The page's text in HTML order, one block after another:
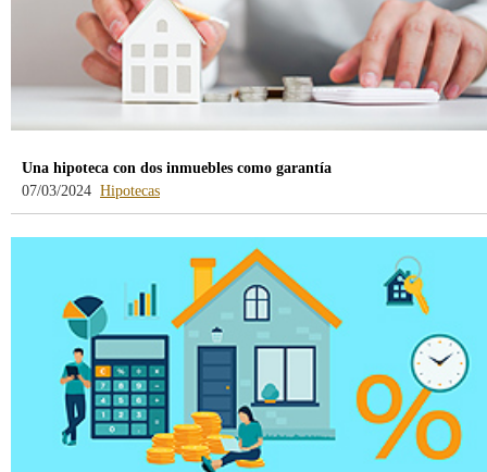
Una hipoteca con dos inmuebles como garantía
07/03/2024 Hipotecas-
blog
/webcb/Blog/Hipotecas